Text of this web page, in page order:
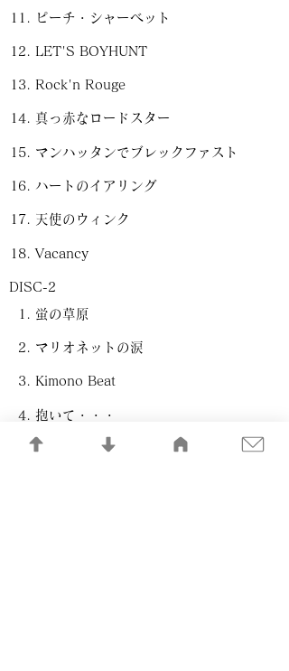
ピーチ・シャーベット
LET'S BOYHUNT
Rock'n Rouge
真っ赤なロードスター
マンハッタンでブレックファスト
ハートのイアリング
天使のウィンク
Vacancy
DISC-2
蛍の草原
マリオネットの涙
Kimono Beat
抱いて・・・
Marrakech ～マラケッシュ～